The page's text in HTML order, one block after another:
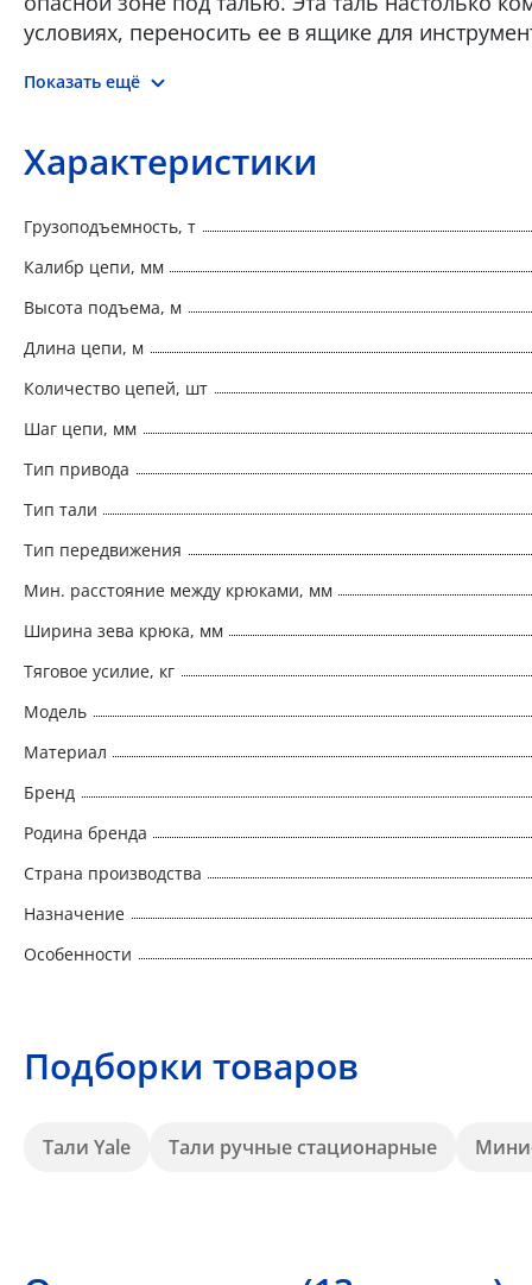
условиях, переносить ее в ящике для
улице; •‎ Крюки - грузовой и подвесной -
ненагруженном состоянии. Снабжены прочной
оцинкованная, калиброванная, соответствует
Показать ещё
Характеристики
Грузоподъемность, т
Калибр цепи, мм
Высота подъема, м
Длина цепи, м
Количество цепей, шт
Шаг цепи, мм
Тип привода
Тип тали
Тип передвижения
Мин. расстояние между крюками, мм
Ширина зева крюка, мм
Тяговое усилие, кг
Модель
Материал
Бренд
Родина бренда
Страна производства
Назначение
Особенности
Подборки товаров
Тали Yale Тали ручные стационарные